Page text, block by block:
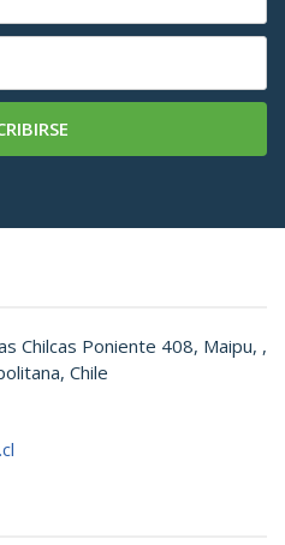
Chilcas Poniente 408, Maipu, ,
Chile